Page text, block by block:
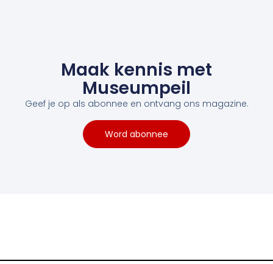
Maak kennis met
Museumpeil
Geef je op als abonnee en ontvang ons magazine.
Word abonnee